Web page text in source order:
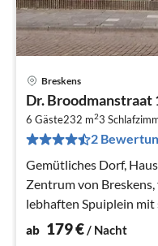
Breskens
Dr. Broodmanstraat
6 Gäste232 m23
2
Gemütliches Dorf,
Zentrum von
lebhaften Spuiplein
ab 179€/ Nacht